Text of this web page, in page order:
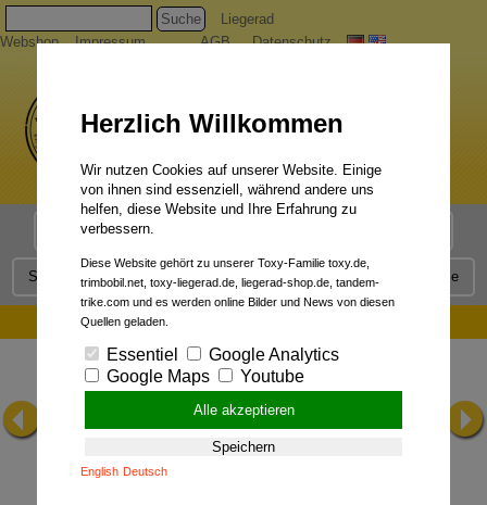
Suche
Liegerad
Webshop
Impressum AGB Datenschutz
Liegerad Modelle
Service Qualität Liegerad News Kontakt Presse
Herzlich Willkommen
Wir nutzen Cookies auf unserer Website. Einige
von ihnen sind essenziell, während andere uns
helfen, diese Website und Ihre Erfahrung zu
verbessern.
Diese Website gehört zu unserer Toxy-Familie toxy.de,
trimbobil.net, toxy-liegerad.de, liegerad-shop.de, tandem-
trike.com und es werden online Bilder und News von diesen
Quellen geladen.
Essentiel
Google Analytics
Google Maps
Youtube
Alle akzeptieren
Speichern
English Deutsch